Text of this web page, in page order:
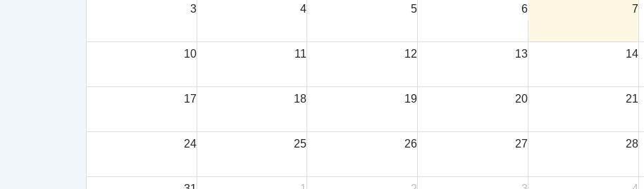
3 4 5 6 7
10 11 12 13 14
17 18 19 20 21
24 25 26 27 28